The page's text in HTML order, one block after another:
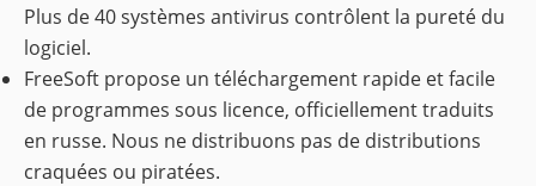
Plus de 40 systèmes antivirus contrôlent la pureté du
logiciel.
FreeSoft propose un téléchargement rapide et facile
de programmes sous licence, officiellement traduits
en russe. Nous ne distribuons pas de distributions
craquées ou piratées.